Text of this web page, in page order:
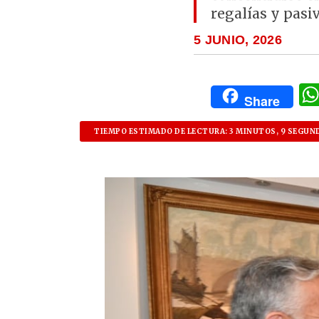
regalías y
5 JUNIO, 2026
Share
TIEMPO ESTIMADO DE LECTURA: 3 MINUTOS, 9